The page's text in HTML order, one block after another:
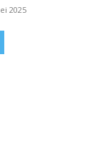
2025